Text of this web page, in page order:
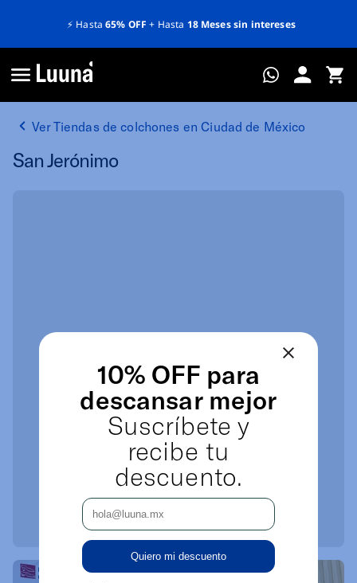
⚡️ Hasta65% OFF + Hasta 18 Meses sin intereses
Ver Tiendas de colchones en Ciudad de México
San Jerónimo
10% OFF para
descansar mejor
Suscríbete y
recibe tu
descuento.
Quiero mi descuento